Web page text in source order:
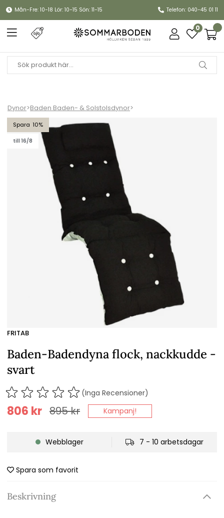
Mån-Fre: 10-18 Lör: 10-15 Sön: 11-15 Telefon: 040-45 01 11
0
Dynor>Baden Baden- & Solstolsdynor>
10
till 16/8
Baden-Badendyna flock, nackkudde - svart
FRITAB
Baden-Badendyna flock, nackkudde -
svart
(Inga Recensioner)
895kr
806 kr Kampanj!
Webblager 7 - 10 arbetsdagar
Spara som favorit
Beskrivning